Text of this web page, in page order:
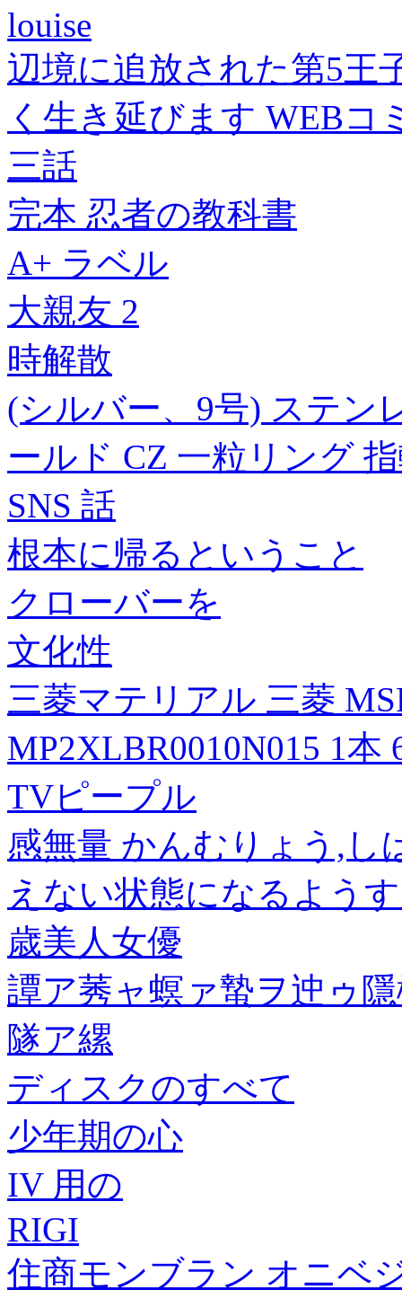
louise
辺境に追放された第5王
く生き延びます WEB
三話
完本 忍者の教科書
A+ ラベル
大親友 2
時解散
(シルバー、9号) ステン
ールド CZ 一粒リング
SNS 話
根本に帰るということ
クローバーを
文化性
三菱マテリアル 三菱
MP2XLBR0010N015 1本
TVピープル
感無量 かんむりょう,し
えない状態になるよう
歳美人女優
譚ア莠ャ螟ァ蟄ヲ迚ゥ
隧ア縲
ディスクのすべて
少年期の心
IV 用の
RIGI
住商モンブラン オニベ